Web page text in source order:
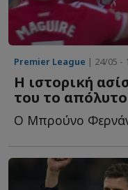
Premier League | 24/05 -
Η ιστορική
του το
Ο Μπρούνο